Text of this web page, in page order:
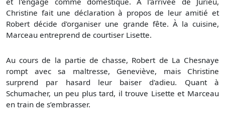
Christine fait une déclaration à propos de leur amitié et
Robert décide d'organiser une grande fête. À la cuisine,
Marceau entreprend de courtiser Lisette.
Au cours de la partie de chasse, Robert de La Chesnaye
rompt avec sa maltresse, Geneviève, mais Christine
surprend par hasard leur baiser d'adieu. Quant à
Schumacher, un peu plus tard, il trouve Lisette et Marceau
en train de s’embrasser.